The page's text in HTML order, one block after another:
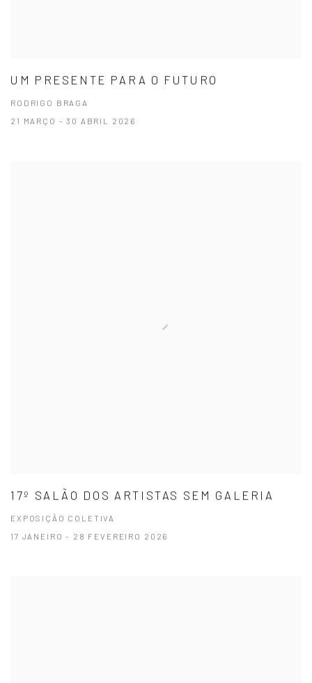
UM PRESENTE PARA O FUTURO
RODRIGO BRAGA
21 MARÇO - 30 ABRIL 2026
17º SALÃO DOS ARTISTAS SEM GALERIA
EXPOSIÇÃO COLETIVA
17 JANEIRO - 28 FEVEREIRO 2026